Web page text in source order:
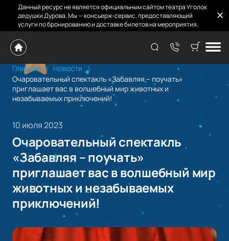
Данный ресурс не является официальным сайтом театра Уголок
дедушки Дурова. Мы — консьерж-сервис, предоставляющий
услуги по бронированию и доставке билетов на мероприятия.
Главная
Новости
Очаровательный спектакль «Забавляя – поучать»
приглашает вас в волшебный мир животных и
незабываемых приключений!
10 июля 2023
Очаровательный спектакль
«Забавляя – поучать»
приглашает вас в волшебный мир
животных и незабываемых
приключений!